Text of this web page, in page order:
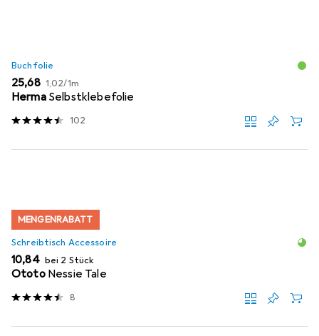
Buchfolie
EUR
25,68 EUR
1,02/1m
Herma Selbstklebefolie
102
MENGENRABATT
Schreibtisch Accessoire
EUR
10,84 bei 2 Stück
Ototo Nessie Tale
8